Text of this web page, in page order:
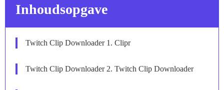
Inhoudsopgave
Twitch Clip Downloader 1. Clipr
Twitch Clip Downloader 2. Twitch Clip Downloader